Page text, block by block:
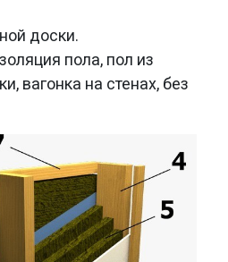
доски.
пола, пол из
вагонка на стенах, без